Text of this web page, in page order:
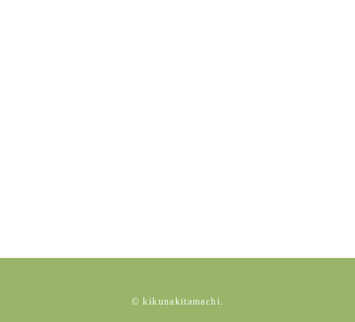
© kikunakitamachi.